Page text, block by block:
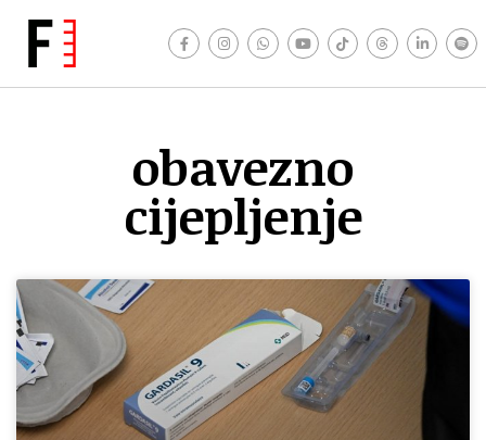
obavezno
cijepljenje